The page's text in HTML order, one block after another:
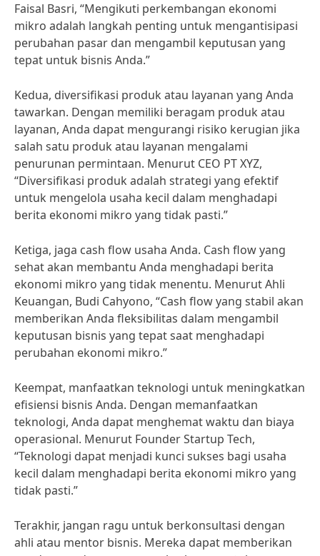
Faisal Basri, “Mengikuti perkembangan ekonomi
mikro adalah langkah penting untuk mengantisipasi
perubahan pasar dan mengambil keputusan yang
tepat untuk bisnis Anda.”
Kedua, diversifikasi produk atau layanan yang Anda
tawarkan. Dengan memiliki beragam produk atau
layanan, Anda dapat mengurangi risiko kerugian jika
salah satu produk atau layanan mengalami
penurunan permintaan. Menurut CEO PT XYZ,
“Diversifikasi produk adalah strategi yang efektif
untuk mengelola usaha kecil dalam menghadapi
berita ekonomi mikro yang tidak pasti.”
Ketiga, jaga cash flow usaha Anda. Cash flow yang
sehat akan membantu Anda menghadapi berita
ekonomi mikro yang tidak menentu. Menurut Ahli
Keuangan, Budi Cahyono, “Cash flow yang stabil akan
memberikan Anda fleksibilitas dalam mengambil
keputusan bisnis yang tepat saat menghadapi
perubahan ekonomi mikro.”
Keempat, manfaatkan teknologi untuk meningkatkan
efisiensi bisnis Anda. Dengan memanfaatkan
teknologi, Anda dapat menghemat waktu dan biaya
operasional. Menurut Founder Startup Tech,
“Teknologi dapat menjadi kunci sukses bagi usaha
kecil dalam menghadapi berita ekonomi mikro yang
tidak pasti.”
Terakhir, jangan ragu untuk berkonsultasi dengan
ahli atau mentor bisnis. Mereka dapat memberikan